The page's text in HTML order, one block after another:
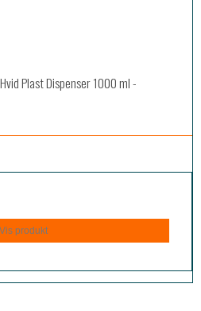
Plast Dispenser 1000 ml -
Vis produkt